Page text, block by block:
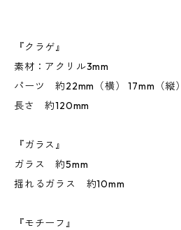
『クラゲ』
素材：アクリル3mm
パーツ 約22mm（横） 17mm（縦）
長さ 約120mm
『ガラス』
ガラス 約5mm
揺れるガラス 約10mm
『モチーフ』